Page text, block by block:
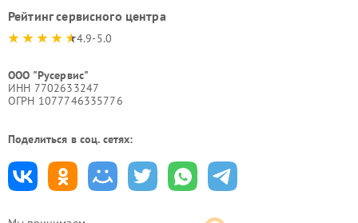
Рейтинг сервисного центра
4.9-5.0
ООО "Русервис"
ИНН 7702633247
ОГРН 1077746335776
Поделиться в соц. сетях: